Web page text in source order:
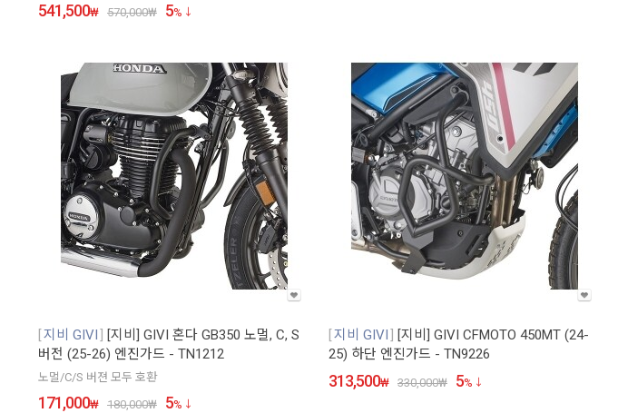
541,500₩ 570,000₩ 5%
지비 GIVI
[지비] GIVI 혼다 GB350 노멀, C, S
버전 (25-26) 엔진가드 - TN1212
노멀/C/S 버젼 모두 호환
171,000₩ 180,000₩ 5%
지비 GIVI
[지비] GIVI CFMOTO 450MT (24-
25) 하단 엔진가드 - TN9226
313,500₩ 330,000₩ 5%